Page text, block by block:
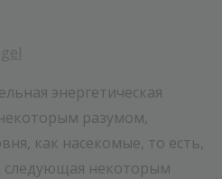
энергетическая
разумом,
как насекомые, то есть,
следующая некоторым